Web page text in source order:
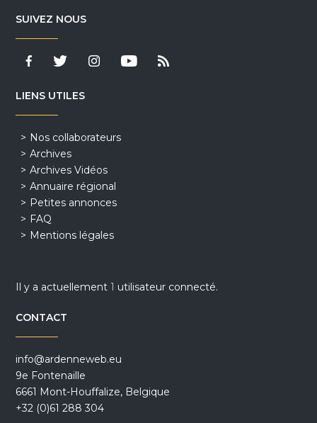
SUIVEZ NOUS
LIENS UTILES
Nos collaborateurs
Archives
Archives Vidéos
Annuaire régional
Petites annonces
FAQ
Mentions légales
Il y a actuellement1 utilisateur connecté.
CONTACT
info@ardenneweb.eu
9e Fontenaille
6661 Mont-Houffalize, Belgique
+32 (0)61 288 304